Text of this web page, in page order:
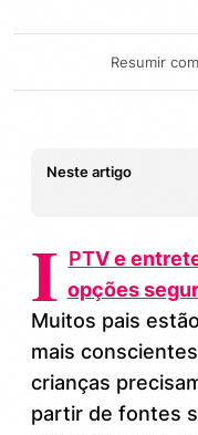
Resumir
Neste artigo
educacionais
O Que é IPTV?
3. Receber TV por
4. Benefícios do IPTV
5. Entretenimento
I PTV e
opções
Muitos pais
mais
crianças
partir de fontes